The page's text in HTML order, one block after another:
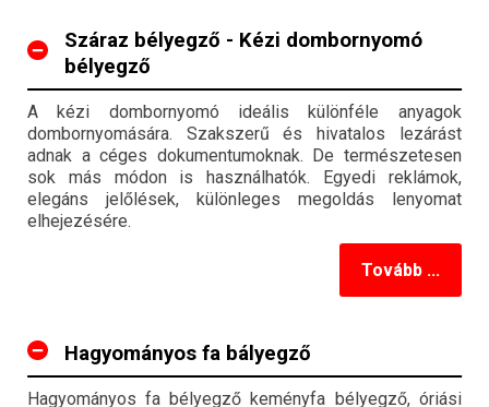
Száraz bélyegző - Kézi dombornyomó
bélyegző
A kézi dombornyomó ideális különféle anyagok
dombornyomására. Szakszerű és hivatalos lezárást
adnak a céges dokumentumoknak. De természetesen
sok más módon is használhatók. Egyedi reklámok,
elegáns jelőlések, különleges megoldás lenyomat
elhejezésére.
Tovább ...
Hagyományos fa bályegző
Hagyományos fa bélyegző keményfa bélyegző, óriási